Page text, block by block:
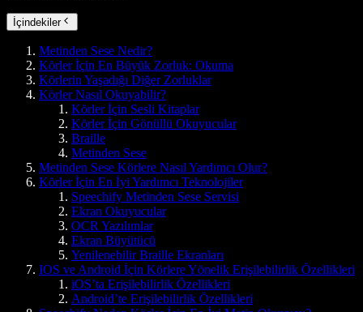
İçindekiler
Metinden Sese Nedir?
Körler İçin En Büyük Zorluk: Okuma
Körlerin Yaşadığı Diğer Zorluklar
Körler Nasıl Okuyabilir?
Körler İçin Sesli Kitaplar
Körler İçin Gönüllü Okuyucular
Braille
Metinden Sese
Metinden Sese Körlere Nasıl Yardımcı Olur?
Körler İçin En İyi Yardımcı Teknolojiler
Speechify Metinden Sese Servisi
Ekran Okuyucular
OCR Yazılımlar
Ekran Büyütücü
Yenilenebilir Braille Ekranları
IOS ve Android İçin Körlere Yönelik Erişilebilirlik Özellikleri
iOS’ta Erişilebilirlik Özellikleri
Android’te Erişilebilirlik Özellikleri